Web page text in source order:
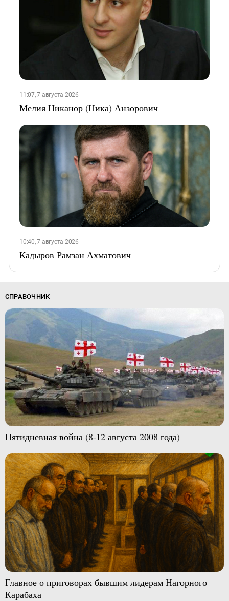
11:07, 7 августа 2026
Мелия Никанор (Ника) Анзорович
10:40, 7 августа 2026
Кадыров Рамзан Ахматович
СПРАВОЧНИК
Пятидневная война (8-12 августа 2008 года)
Главное о приговорах бывшим лидерам Нагорного
Карабаха